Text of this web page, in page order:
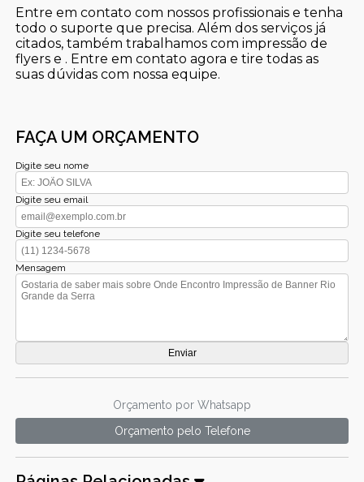
Entre em contato com nossos profissionais e tenha
todo o suporte que precisa. Além dos serviços já
citados, também trabalhamos com impressão de
flyers e . Entre em contato agora e tire todas as
suas dúvidas com nossa equipe.
FAÇA UM ORÇAMENTO
Digite seu nome
Digite seu email
Digite seu telefone
Mensagem
Orçamento por Whatsapp
Orçamento pelo Telefone